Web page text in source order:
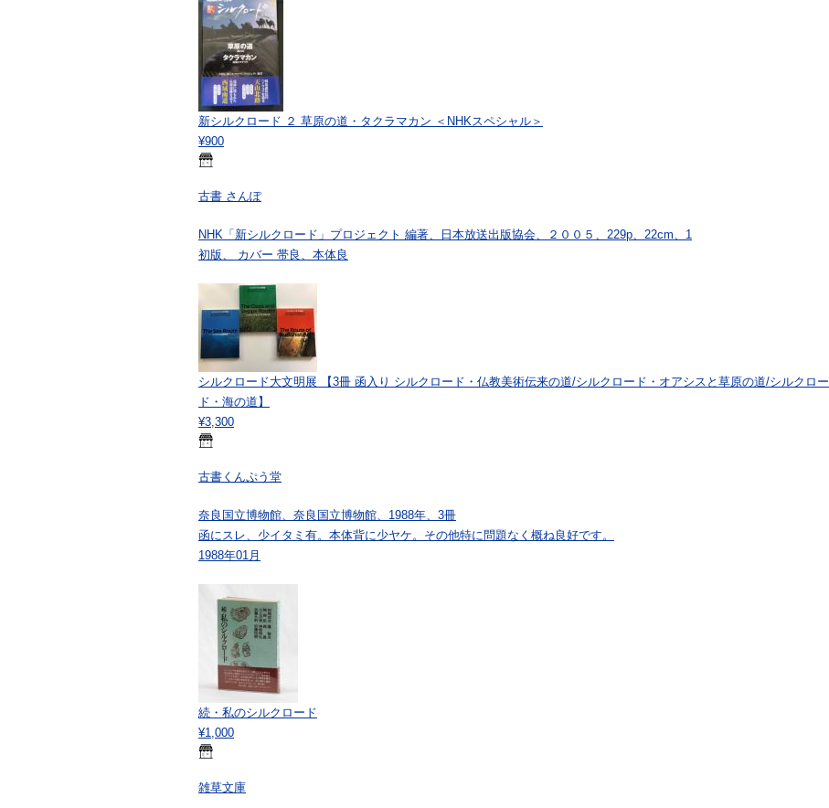
新シルクロード ２ 草原の道・タクラマカン ＜NHKスペシャル＞
¥900
古書 さんぽ
NHK「新シルクロード」プロジェクト 編著、日本放送出版協会、２００５、229p、22cm、1
初版、 カバー 帯良、本体良
シルクロード大文明展 【3冊 函入り シルクロード・仏教美術伝来の道/シルクロード・オアシスと草原の道/シルクロー
ド・海の道】
¥3,300
古書くんぷう堂
奈良国立博物館、奈良国立博物館、1988年、3冊
函にスレ、少イタミ有。本体背に少ヤケ。その他特に問題なく概ね良好です。
1988年01月
続・私のシルクロード
¥1,000
雑草文庫